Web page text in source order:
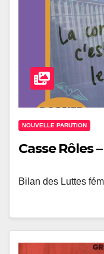
NOUVELLE PARUTION
Casse Rôles
Bilan des Luttes